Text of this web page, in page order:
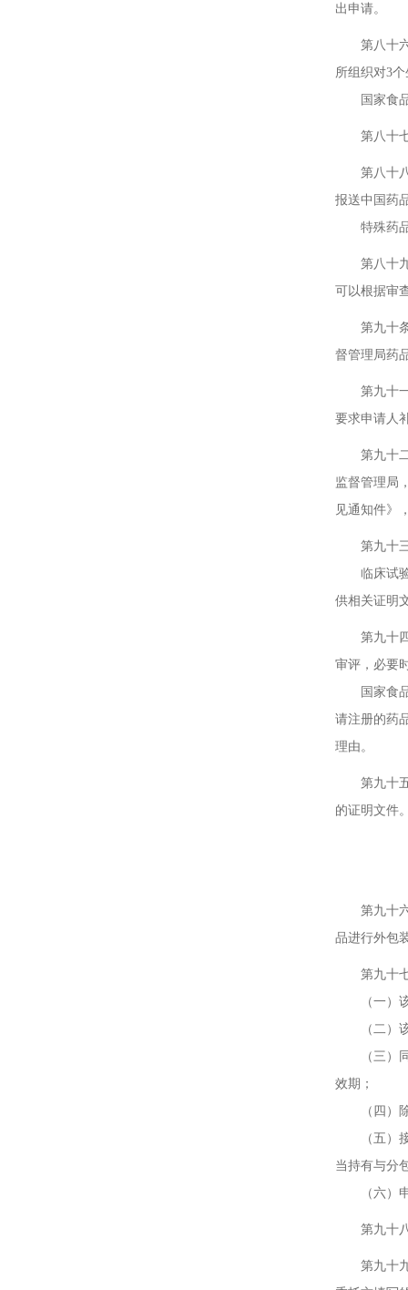
出申请。
第八十六
所组织对3
国家食品
第八十七
第八十八
报送中国药
特殊药品
第八十九
可以根据审
第九十条
督管理局药
第九十一
要求申请人
第九十二
监督管理局
见通知件》
第九十三
临床试验
供相关证明
第九十四
审评，必要
国家食品
请注册的药
理由。
第九十五
的证明文件
第九十六
品进行外包
第九十七
（一）该
（二）该
（三）同
效期；
（四）除
（五）接
当持有与分
（六）申
第九十八
第九十九